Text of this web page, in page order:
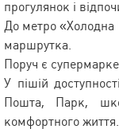
прогулянок і
До метро
маршрутка.
Поруч є
У пішій
Пошта, Парк,
комфортного життя.